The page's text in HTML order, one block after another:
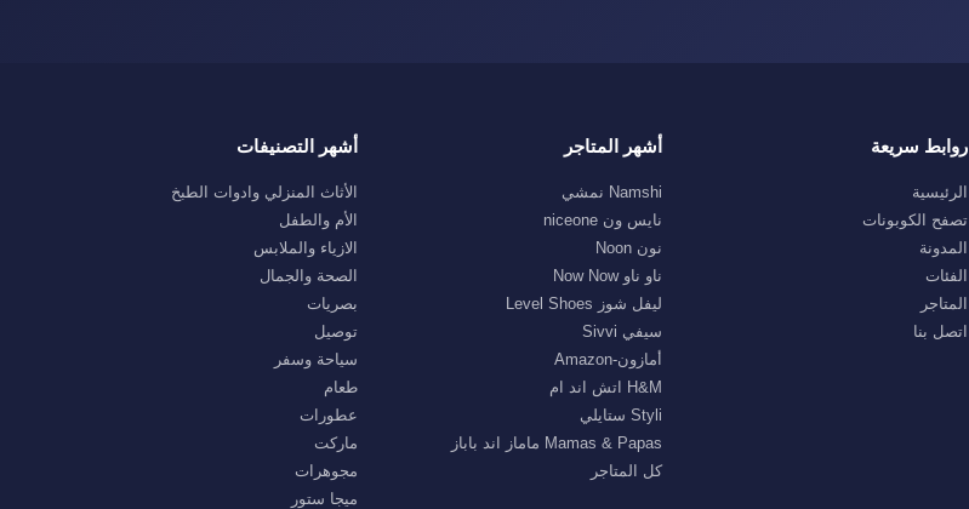
روابط سريعة
الرئيسية
تصفح الكوبونات
المدونة
الفئات
المتاجر
اتصل بنا
أشهر المتاجر
Namshi نمشي
نايس ون niceone
نون Noon
ناو ناو Now Now
ليفل شوز Level Shoes
سيفي Sivvi
أمازون-Amazon
H&M اتش اند ام
Styli ستايلي
Mamas & Papas ماماز اند باباز
كل المتاجر
أشهر التصنيفات
الأثاث المنزلي وادوات الطبخ
الأم والطفل
الازياء والملابس
الصحة والجمال
بصريات
توصيل
سياحة وسفر
طعام
عطورات
ماركت
مجوهرات
ميجا ستور